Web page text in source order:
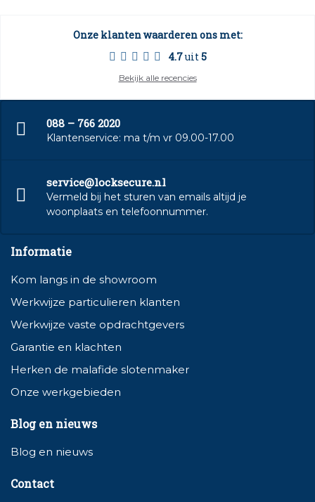
Onze klanten waarderen ons met:
4.7uit5
Bekijk alle recencies
Informatie
Kom langs in de showroom
Werkwijze particulieren klanten
Werkwijze vaste opdrachtgevers
Garantie en klachten
Herken de malafide slotenmaker
Onze werkgebieden
Blog en nieuws
Blog en nieuws
Contact
088 – 766 2020
Klantenservice: ma t/m vr 09.00-17.00
service@locksecure.nl
Vermeld bij het sturen van emails altijd je
woonplaats en telefoonnummer.